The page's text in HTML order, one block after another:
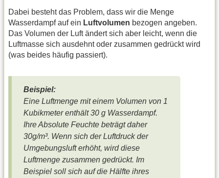
Dabei besteht das Problem, dass wir die Menge
Wasserdampf auf ein Luftvolumen bezogen angeben.
Das Volumen der Luft ändert sich aber leicht, wenn die
Luftmasse sich ausdehnt oder zusammen gedrückt wird
(was beides häufig passiert).
Beispiel:
Eine Luftmenge mit einem Volumen von 1
Kubikmeter enthält 30 g Wasserdampf.
Ihre Absolute Feuchte beträgt daher
30g/m³. Wenn sich der Luftdruck der
Umgebungslufterhöht, wird diese
Luftmenge zusammen gedrückt. Im
Beispiel soll sich auf die Hälfte ihres